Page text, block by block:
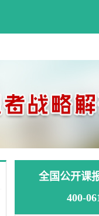
全国公开课
400-